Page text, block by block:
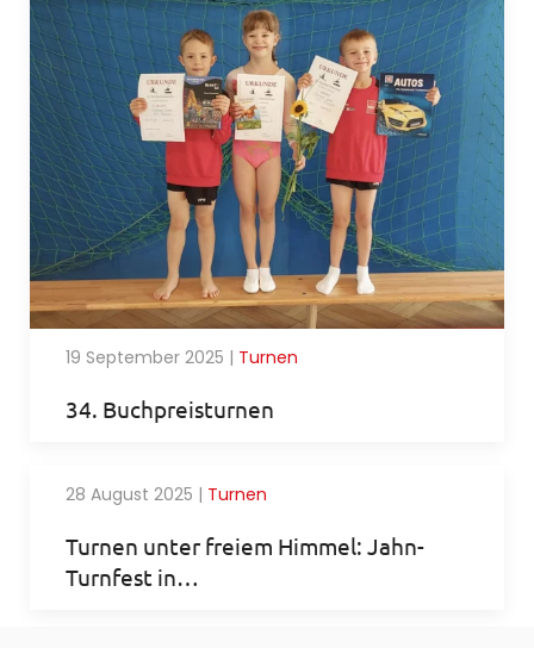
19 September 2025 | Turnen
34. Buchpreisturnen
28 August 2025 | Turnen
Turnen unter freiem Himmel: Jahn-
Turnfest in…